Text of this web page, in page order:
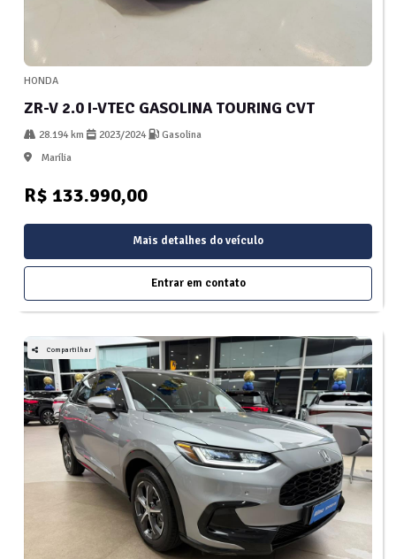
HONDA
ZR-V 2.0 I-VTEC GASOLINA TOURING CVT
28.194 km 2023/2024
Gasolina
Marília
R$ 133.990,00
Mais detalhes do veículo
Entrar em contato
Compartilhar